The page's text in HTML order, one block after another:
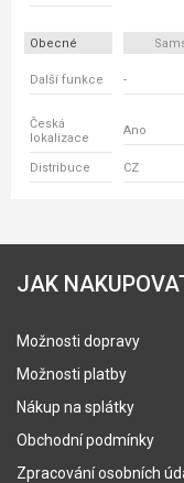
Obecné
Další funkce -
Česká
lokalizace
Ano
Distribuce CZ
JAK
Možnosti dopravy
Možnosti platby
Nákup na splátky
Obchodní podmínky
Zpracování osobních